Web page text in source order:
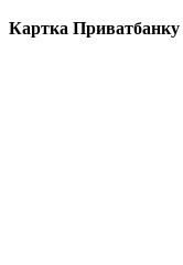
Картка Приватбанку